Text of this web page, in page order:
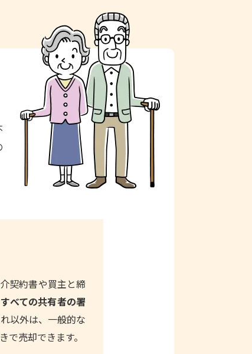
契約書や買主と締
すべての共有者の署
以外は、一般的な
で売却できます。